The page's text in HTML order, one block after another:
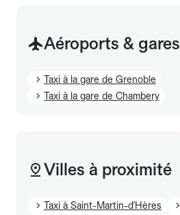
Aéroports & gares
Taxi à la gare de Grenoble
Taxi à la gare de Chambery
Villes à proximité
Taxi à Saint-Martin-d'Hères